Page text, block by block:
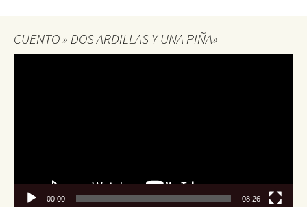
CUENTO » DOS ARDILLAS Y UNA PIÑA»
00:00 08:26